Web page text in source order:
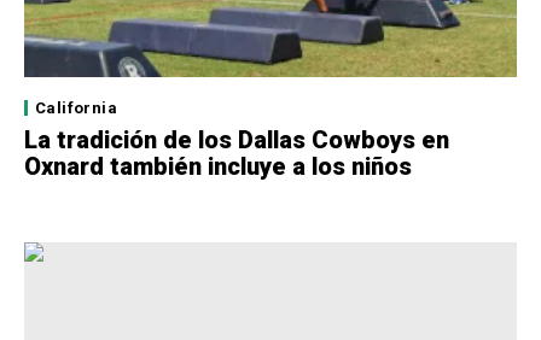
California
La tradición de los Dallas Cowboys en
Oxnard también incluye a los niños